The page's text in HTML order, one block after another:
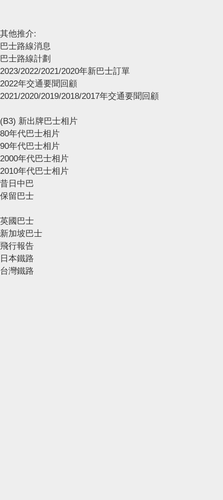
其他推介:
巴士路線消息
巴士路線計劃
2023/2022/2021/2020年新巴士訂單
2022年交通要聞回顧
2021/2020/2019/2018/2017年交通要聞回顧
(B3) 新出牌巴士相片
80年代巴士相片
90年代巴士相片
2000年代巴士相片
2010年代巴士相片
昔日中巴
保留巴士
英國巴士
新加坡巴士
飛行報告
日本鐵路
台灣鐵路